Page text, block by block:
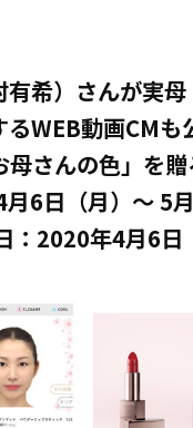
有希）さんが実
WEB動画CMも
母さんの色」を
6日（月）～ 5
：2020年4月6日